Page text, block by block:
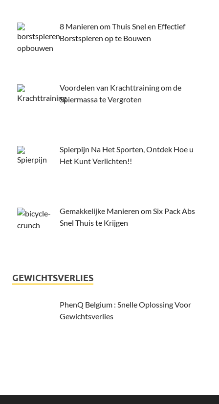
8 Manieren om Thuis Snel en Effectief
Borstspieren op te Bouwen
Voordelen van Krachttraining om de
Spiermassa te Vergroten
Spierpijn Na Het Sporten, Ontdek Hoe u
Het Kunt Verlichten!!
Gemakkelijke Manieren om Six Pack Abs
Snel Thuis te Krijgen
GEWICHTSVERLIES
PhenQ Belgium : Snelle Oplossing Voor
Gewichtsverlies